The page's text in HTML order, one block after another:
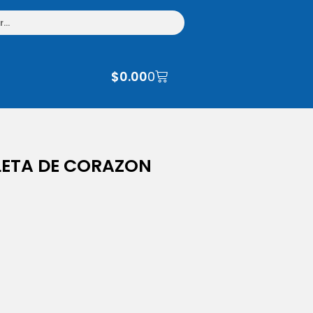
$0.000
DE CORAZON